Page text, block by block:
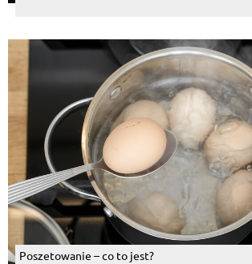
Poszetowanie – co to jest?